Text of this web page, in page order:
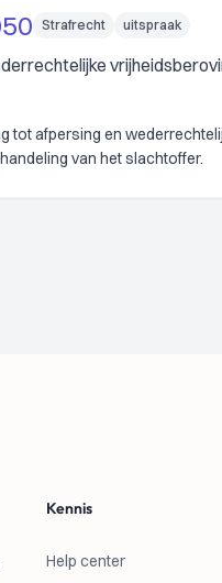
Strafrecht uitspraak
tot afpersing en
van het slachtoffer.
Kennis
Help center